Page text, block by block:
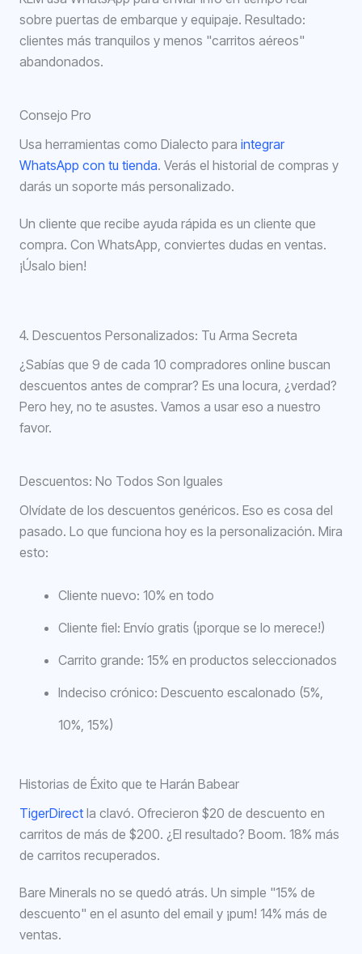
sobre puertas de embarque y equipaje. Resultado:
clientes más tranquilos y menos "carritos aéreos"
abandonados.
Consejo Pro
Usa herramientas como Dialecto para integrar
WhatsApp con tu tienda. Verás el historial de compras y
darás un soporte más personalizado.
Un cliente que recibe ayuda rápida es un cliente que
compra. Con WhatsApp, conviertes dudas en ventas.
¡Úsalo bien!
4. Descuentos Personalizados: Tu Arma Secreta
¿Sabías que 9 de cada 10 compradores online buscan
descuentos antes de comprar? Es una locura, ¿verdad?
Pero hey, no te asustes. Vamos a usar eso a nuestro
favor.
Descuentos: No Todos Son Iguales
Olvídate de los descuentos genéricos. Eso es cosa del
pasado. Lo que funciona hoy es la personalización. Mira
esto:
Cliente nuevo: 10% en todo
Cliente fiel: Envío gratis (¡porque se lo merece!)
Carrito grande: 15% en productos seleccionados
Indeciso crónico: Descuento escalonado (5%,
10%, 15%)
Historias de Éxito que te Harán Babear
TigerDirect la clavó. Ofrecieron $20 de descuento en
carritos de más de $200. ¿El resultado? Boom. 18% más
de carritos recuperados.
Bare Minerals no se quedó atrás. Un simple "15% de
descuento" en el asunto del email y ¡pum! 14% más de
ventas.